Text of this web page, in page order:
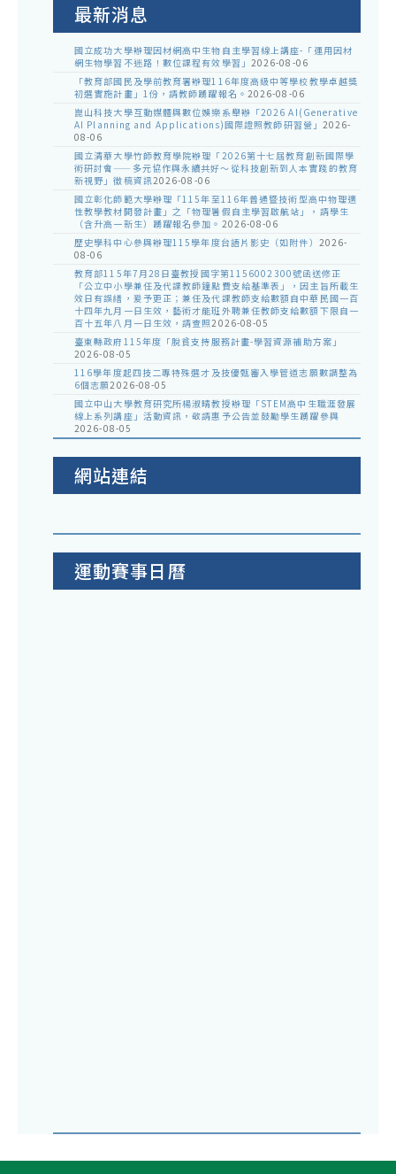
最新消息
國立成功大學辦理因材網高中生物自主學習線上講座-「運用因材
網生物學習不迷路！數位課程有效學習」 2026-08-06
「教育部國民及學前教育署辦理116年度高級中等學校教學卓越獎
初選實施計畫」1份，請教師踴躍報名。 2026-08-06
崑山科技大學互動媒體與數位娛樂系舉辦「2026 AI(Generative
AI Planning and Applications)國際證照教師研習營」 2026-
08-06
國立清華大學竹師教育學院辦理「2026第十七屆教育創新國際學
術研討會——多元協作與永續共好～從科技創新到人本實踐的教育
新視野」徵稿資訊2026-08-06
國立彰化師範大學辦理「115年至116年普通暨技術型高中物理適
性教學教材開發計畫」之「物理暑假自主學習啟航站」，請學生
（含升高一新生）踴躍報名參加。 2026-08-06
歷史學科中心參與辦理115學年度台語片影史（如附件） 2026-
08-06
教育部115年7月28日臺教授國字第1156002300號函送修正
「公立中小學兼任及代課教師鐘點費支給基準表」，因主旨所載生
效日有誤繕，爰予更正；兼任及代課教師支給數額自中華民國一百
十四年九月一日生效，藝術才能班外聘兼任教師支給數額下限自一
百十五年八月一日生效，請查照2026-08-05
臺東縣政府115年度「脫貧支持服務計畫-學習資源補助方案」
2026-08-05
116學年度起四技二專特殊選才及技優甄審入學管道志願數調整為
6個志願2026-08-05
國立中山大學教育研究所楊淑晴教授辦理「STEM高中生職涯發展
線上系列講座」活動資訊，敬請惠予公告並鼓勵學生踴躍參與
2026-08-05
網站連結
運動賽事日曆